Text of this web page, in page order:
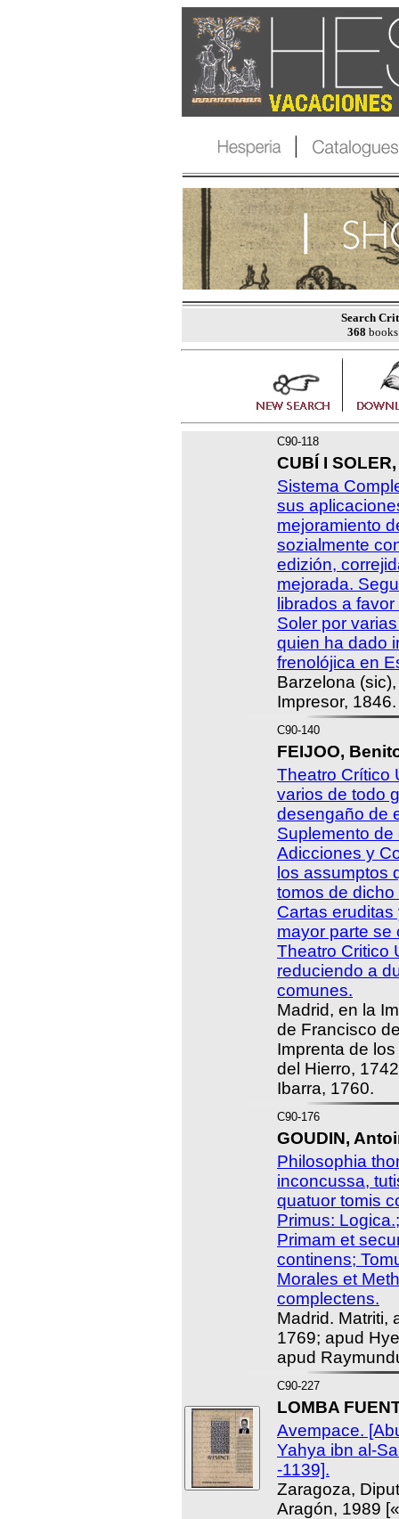
Search
368
C90-118
CUBÍ I
Sistema
sus
mejoramiento
sozialmente
edizión,
mejorada.
librados a
Soler por
quien ha dado
frenolójica en
Barzelona
Impresor, 1846.
C90-140
FEIJOO,
Theatro Crítico
varios de todo
desengaño de
Suplemento de
Adicciones y
los assumptos
tomos de
Cartas
mayor parte se
Theatro Critico
reduciendo a
comunes.
Madrid, en la
de Francisco
Imprenta de
del Hierro,
Ibarra, 1760.
C90-176
GOUDIN,
Philosophia
inconcussa,
quatuor tomis
Primus:
Primam et
continens;
Morales et
complectens.
Madrid. Matriti,
1769; apud
apud
C90-227
LOMBA
Avempace.
Yahya ibn al-
-1139].
Zaragoza,
Aragón, 1989